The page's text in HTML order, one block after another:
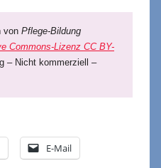
von Pflege-Bildung
Commons-Lizenz CC BY-
– Nicht kommerziell –
E-Mail